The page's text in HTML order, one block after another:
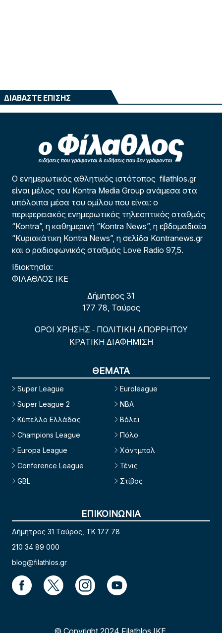
ΔΙΑΒΑΣΤΕ ΕΠΙΣΗΣ
Ο ενημερωτικός αθλητικός ιστότοπος filathlos.gr
είναι μέλος του Kontra Media Group ανάμεσα στα
υπόλοιπα μέσα του ομίλου που είναι: ο
περιφερειακός ενημερωτικός τηλεοπτικός σταθμός
“Kontra”, η καθημερινή “Kontra News”, η εβδομαδιαία
“Κυριακάτικη Kontra News”, η σελίδα Kontranews.gr
και ο ραδιοφωνικός σταθμός Love Radio 97,5.
Ιδιοκτησία:
ΦΙΛΑΘΛΟΣ ΙΚΕ
Δήμητρος 31
177 78, Ταύρος
ΟΡΟΙ ΧΡΗΣΗΣ - ΠΟΛΙΤΙΚΗ ΑΠΟΡΡΗΤΟΥ
ΚΡΑΤΙΚΗ ΔΙΑΦΗΜΙΣΗ
ΘΕΜΑΤΑ
Super League
Super League 2
Κύπελλο Ελλάδας
Champions League
Europa League
Conference League
GBL
Euroleague
NBA
Βόλεϊ
Πόλο
Χάντμπολ
Τένις
Στίβος
ΕΠΙΚΟΙΝΩΝΙΑ
Δήμητρος 31 Ταύρος, TK 177 78
210 34 89 000
blog@filathlos.gr